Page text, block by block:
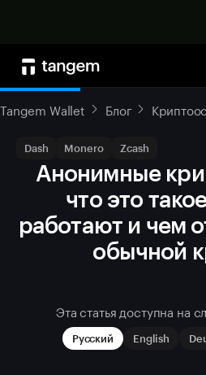
Tangem Wallet Блог
Dash Monero Zcash
Анонимные
что это
работают и чем
обычной
Эта статья доступна на
Русский English